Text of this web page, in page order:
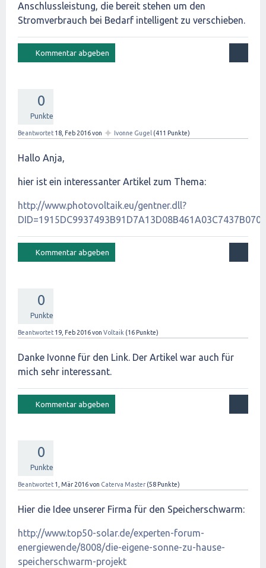
Anschlussleistung, die bereit stehen um den
Stromverbrauch bei Bedarf intelligent zu verschieben.
0
Punkte
Beantwortet 18, Feb 2016von ✦ Ivonne Gugel (411 Punkte)
Hallo Anja,
hier ist ein interessanter Artikel zum Thema:
http://www.photovoltaik.eu/gentner.dll?
0
Punkte
Beantwortet 19, Feb 2016von Voltaik (16 Punkte)
Danke Ivonne für den Link. Der Artikel war auch für
mich sehr interessant.
0
Punkte
Beantwortet 1, Mär 2016von Caterva Master (58 Punkte)
Hier die Idee unserer Firma für den Speicherschwarm:
http://www.top50-solar.de/experten-forum-
energiewende/8008/die-eigene-sonne-zu-hause-
speicherschwarm-projekt